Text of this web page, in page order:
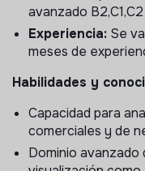
identificar
Colaborar en la
ejecución de
operativa y
Realizar análisis
estratégicas.
Colaborar en el
indicadores (KPIs).
avanzado B2,C1,C2
Experiencia: Se
meses de
Habilidades y
Capacidad para
comerciales y de
Dominio avanzado